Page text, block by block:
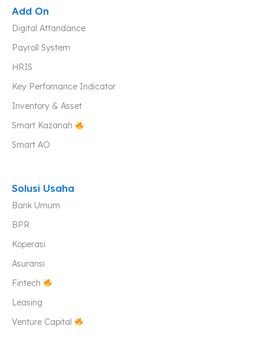
Add On
Digital Attandance
Payroll System
HRIS
Key Perfornance Indicator
Inventory & Asset
Smart Kazanah
Smart AO
Solusi Usaha
Bank Umum
BPR
Koperasi
Asuransi
Fintech
Leasing
Venture Capital